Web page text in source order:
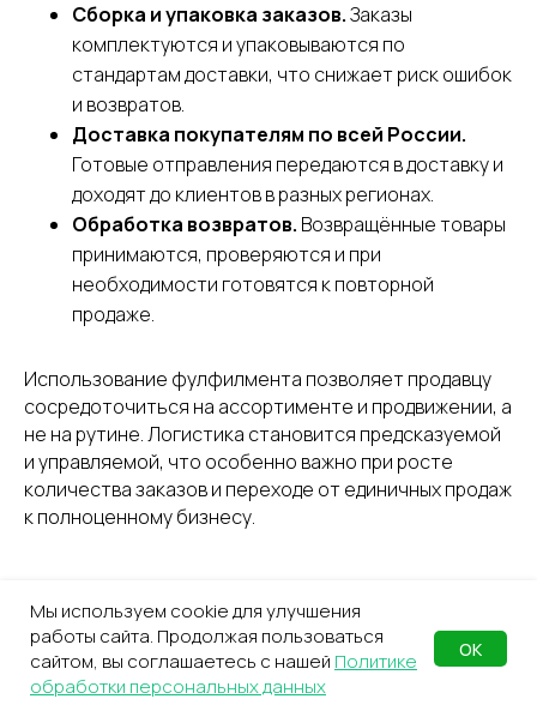
Сборка и упаковка заказов.Заказы
комплектуются и упаковываются по
стандартам доставки, что снижает риск ошибок
и возвратов.
Доставка покупателям по всей России.
Готовые отправления передаются в доставку и
доходят до клиентов в разных регионах.
Обработка возвратов. Возвращённые товары
принимаются, проверяются и при
необходимости готовятся к повторной
продаже.
Использование фулфилмента позволяет продавцу
сосредоточиться на ассортименте и продвижении, а
не на рутине. Логистика становится предсказуемой
и управляемой, что особенно важно при росте
количества заказов и переходе от единичных продаж
к полноценному бизнесу.
Сколько стоит продавать
Мы используем cookie для улучшения
работы сайта. Продолжая пользоваться
сайтом, вы соглашаетесь с нашей Политике
обработки персональных данных
ОК